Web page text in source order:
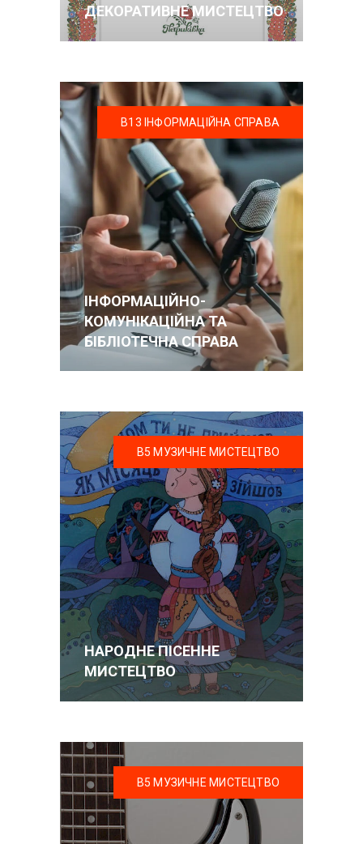
ДЕКОРАТИВНЕ МИСТЕЦТВО
В13 ІНФОРМАЦІЙНА СПРАВА
ІНФОРМАЦІЙНО-
КОМУНІКАЦІЙНА ТА
БІБЛІОТЕЧНА СПРАВА
В5 МУЗИЧНЕ МИСТЕЦТВО
НАРОДНЕ ПІСЕННЕ
МИСТЕЦТВО
В5 МУЗИЧНЕ МИСТЕЦТВО